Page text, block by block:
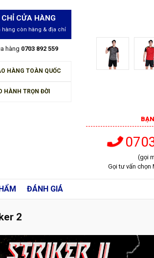
CỬA HÀNG
hàng còn hàng & địa chỉ
hàng 0703 892 559
HÀNG TOÀN QUỐC
HÀNH TRỌN ĐỜI
(gọi
Gọi tư vấn chọn
ĐÁNH GIÁ
2